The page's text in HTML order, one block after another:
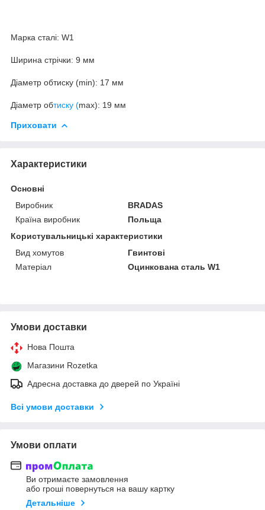
Марка сталі: W1
Ширина стрічки: 9 мм
Діаметр обтиску (min): 17 мм
Діаметр обтиску (max): 19 мм
Приховати
Характеристики
Основні
Виробник
BRADAS
Країна виробник
Польща
Користувальницькі характеристики
Вид хомутов
Гвинтові
Матеріал
Оцинкована сталь W1
Умови доставки
Нова Пошта
Магазини Rozetka
Адресна доставка до дверей по Україні
Всі умови доставки
Умови оплати
Ви отримаєте замовлення
або гроші повернуться на вашу картку
Детальніше